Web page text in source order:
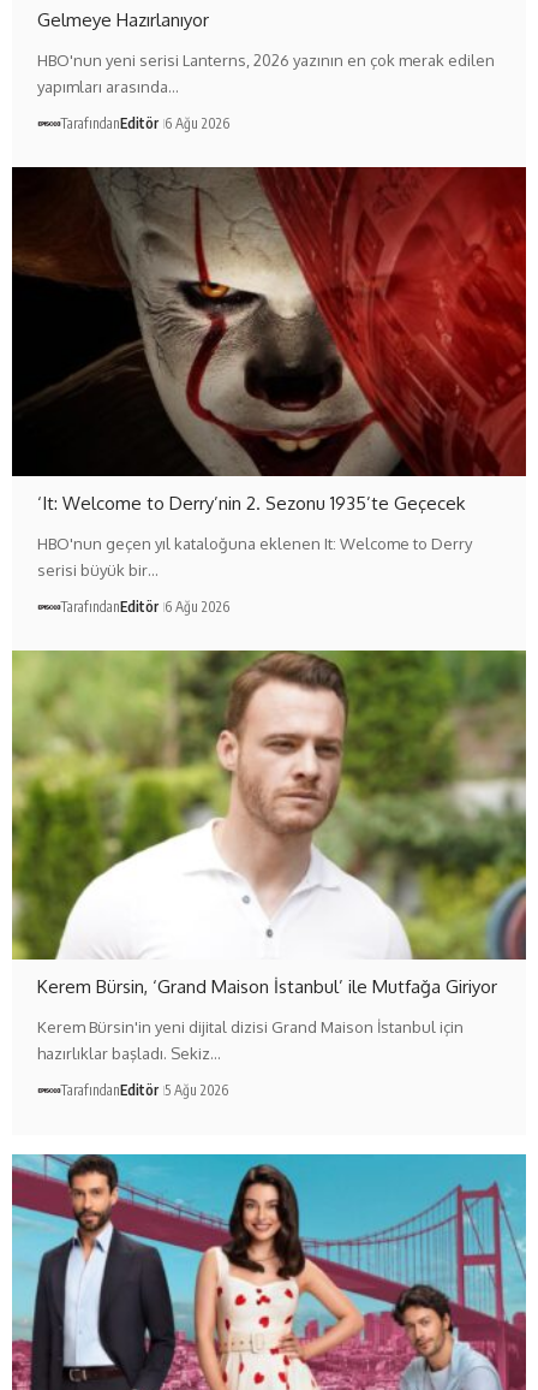
Gelmeye Hazırlanıyor
HBO'nun yeni serisi Lanterns, 2026 yazının en çok merak edilen
yapımları arasında…
TarafındanEditör 6 Ağu 2026
‘It: Welcome to Derry’nin 2. Sezonu 1935’te Geçecek
HBO'nun geçen yıl kataloğuna eklenen It: Welcome to Derry
serisi büyük bir…
TarafındanEditör 6 Ağu 2026
Kerem Bürsin, ‘Grand Maison İstanbul’ ile Mutfağa Giriyor
Kerem Bürsin'in yeni dijital dizisi Grand Maison İstanbul için
hazırlıklar başladı. Sekiz…
TarafındanEditör 5 Ağu 2026